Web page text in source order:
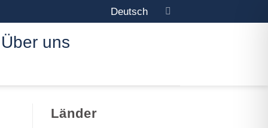
Deutsch
Über uns
Länder